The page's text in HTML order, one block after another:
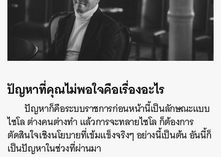
ปัญหาที่คุณไม่พอใจคือเรื่องอะไร
ปัญหาก็คือระบบราชการก่อนหน้านี้เป็นลักษณะแบบ
ไซโล ต่างคนต่างทำ แล้วการจะทลายไซโล ก็ต้องการ
ตัดสินใจเชิงนโยบายที่เข้มแข็งจริงๆ อย่างนี้เป็นต้น อันนี้ก็
เป็นปัญหาในช่วงที่ผ่านมา